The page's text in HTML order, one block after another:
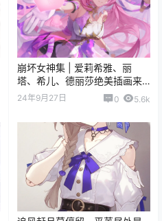
崩坏女神集 | 爱莉希雅、丽
塔、希儿、德丽莎绝美插画来
袭
24年9月27日 0 5.6k